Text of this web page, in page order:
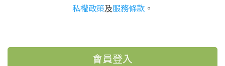
私權政策及服務條款 。
會員登入